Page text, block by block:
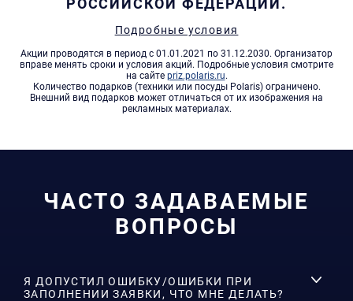
РОССИЙСКОЙ ФЕДЕРАЦИИ.
Подробные условия
Акции проводятся в период с 01.01.2021 по 31.12.2030. Организатор
вправе менять сроки и условия акций. Подробные условия смотрите
на сайте priz.polaris.ru.
Количество подарков (техники или посуды Polaris) ограничено.
Внешний вид подарков может отличаться от их изображения на
рекламных материалах.
ЧАСТО ЗАДАВАЕМЫЕ
ВОПРОСЫ
Я ДОПУСТИЛ ОШИБКУ/ОШИБКИ ПРИ
ЗАПОЛНЕНИИ ЗАЯВКИ, ЧТО МНЕ ДЕЛАТЬ?